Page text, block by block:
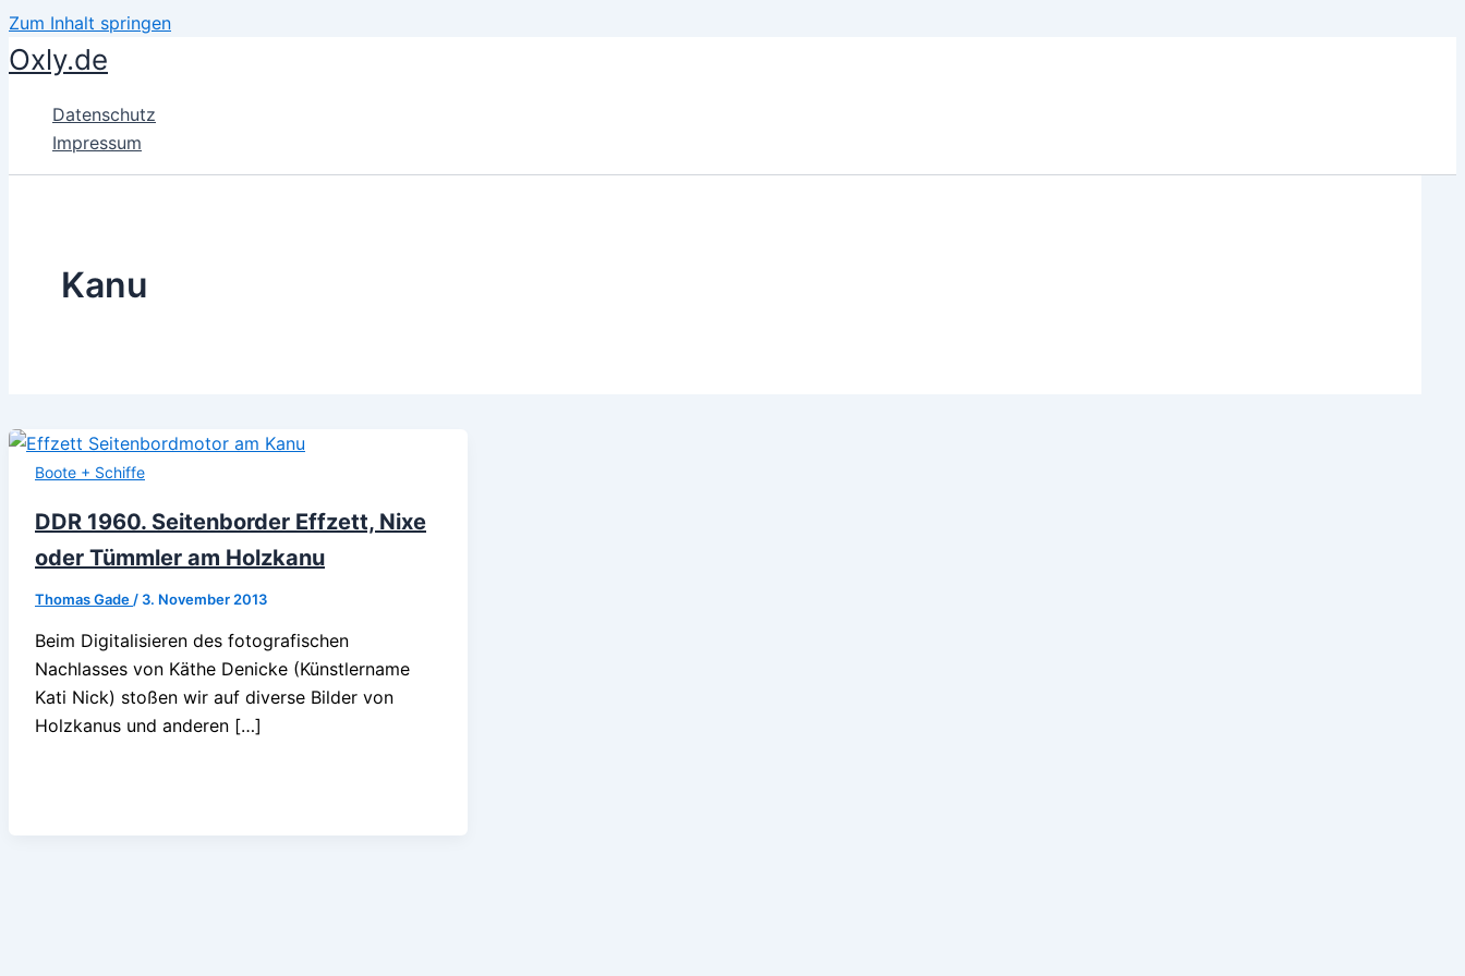
Zum Inhalt springen
Oxly.de
Datenschutz
Impressum
Kanu
Boote + Schiffe
DDR 1960. Seitenborder Effzett, Nixe
oder Tümmler am Holzkanu
Thomas Gade / 3. November 2013
Beim Digitalisieren des fotografischen
Nachlasses von Käthe Denicke (Künstlername
Kati Nick) stoßen wir auf diverse Bilder von
Holzkanus und anderen […]